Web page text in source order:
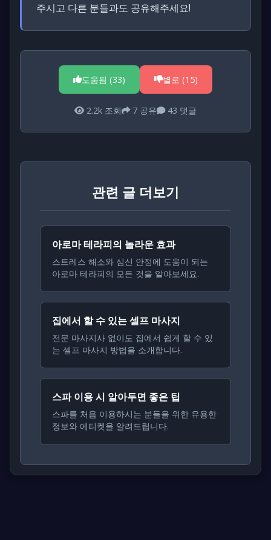
주시고 다른 분들과도 공유해주세요!
도움됨 (33) 별로 (15)
2.2k 조회 7 공유 43 댓글
관련 글 더보기
아로마 테라피의 놀라운 효과
스트레스 해소와 심신 안정에 도움이 되는
아로마 테라피의 모든 것을 알아보세요.
집에서 할 수 있는 셀프 마사지
전문 마사지사 없이도 집에서 쉽게 할 수 있
는 셀프 마사지 방법을 소개합니다.
스파 이용 시 알아두면 좋은 팁
스파를 처음 이용하시는 분들을 위한 유용한
정보와 에티켓을 알려드립니다.